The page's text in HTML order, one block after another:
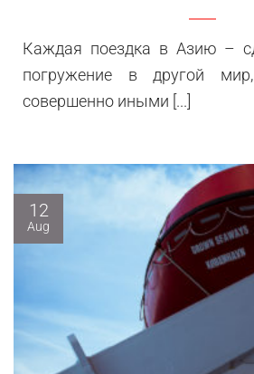
Каждая поездка в Азию –
погружение в другой
совершенно иными [...]
12
Aug